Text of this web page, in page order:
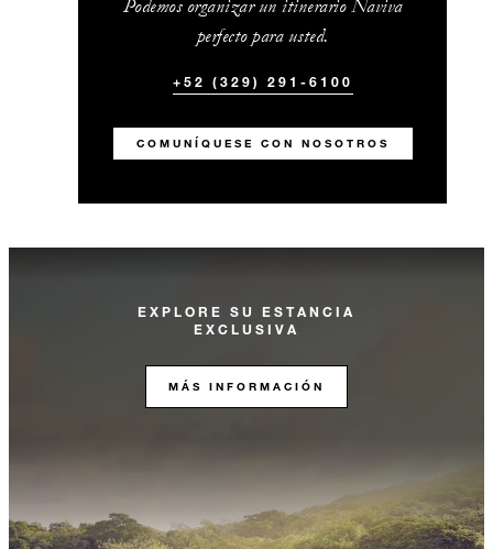
Podemos organizar un itinerario Naviva
perfecto para usted.
+52 (329) 291-6100
COMUNÍQUESE CON NOSOTROS
EXPLORE SU ESTANCIA
EXCLUSIVA
MÁS INFORMACIÓN